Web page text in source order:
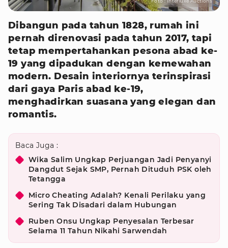
Dibangun pada tahun 1828, rumah ini
pernah direnovasi pada tahun 2017, tapi
tetap mempertahankan pesona abad ke-
19 yang dipadukan dengan kemewahan
modern. Desain interiornya terinspirasi
dari gaya Paris abad ke-19,
menghadirkan suasana yang elegan dan
romantis.
Baca Juga :
Wika Salim Ungkap Perjuangan Jadi Penyanyi
Dangdut Sejak SMP, Pernah Dituduh PSK oleh
Tetangga
Micro Cheating Adalah? Kenali Perilaku yang
Sering Tak Disadari dalam Hubungan
Ruben Onsu Ungkap Penyesalan Terbesar
Selama 11 Tahun Nikahi Sarwendah